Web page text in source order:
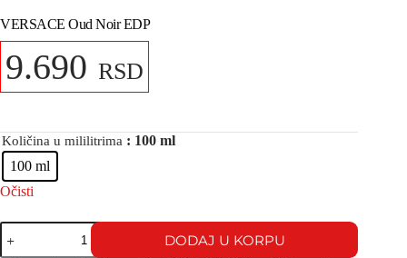
VERSACE Oud Noir EDP
9.690 RSD
Količina u mililitrima : 100 ml
100 ml
Očisti
DODAJ U KORPU